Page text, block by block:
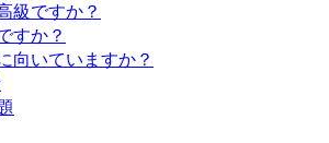
級ですか？
すか？
向いていますか？